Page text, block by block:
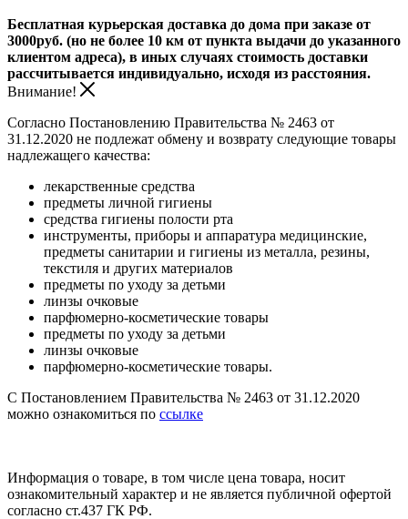
Бесплатная курьерская доставка до дома при заказе от
3000руб. (но не более 10 км от пункта выдачи до указанного
клиентом адреса), в иных случаях стоимость доставки
рассчитывается индивидуально, исходя из расстояния.
Внимание!
Согласно Постановлению Правительства № 2463 от
31.12.2020 не подлежат обмену и возврату следующие товары
надлежащего качества:
лекарственные средства
предметы личной гигиены
средства гигиены полости рта
инструменты, приборы и аппаратура медицинские,
предметы санитарии и гигиены из металла, резины,
текстиля и других материалов
предметы по уходу за детьми
линзы очковые
парфюмерно-косметические товары
предметы по уходу за детьми
линзы очковые
парфюмерно-косметические товары.
С Постановлением Правительства № 2463 от 31.12.2020
можно ознакомиться по ссылке
Информация о товаре, в том числе цена товара, носит
ознакомительный характер и не является публичной офертой
согласно ст.437 ГК РФ.